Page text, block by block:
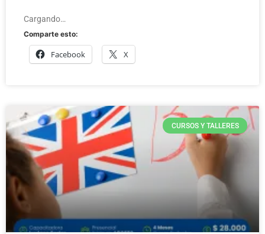
Cargando…
Comparte esto:
Facebook X
CURSOS Y TALLERES